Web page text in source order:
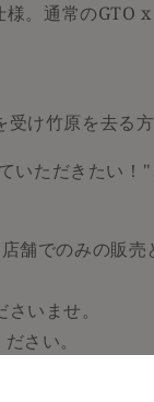
。通常のGTO
け竹原を去る方
いただきたい！
舗でのみの販売
いませ。
さい。
安芸の小京都」